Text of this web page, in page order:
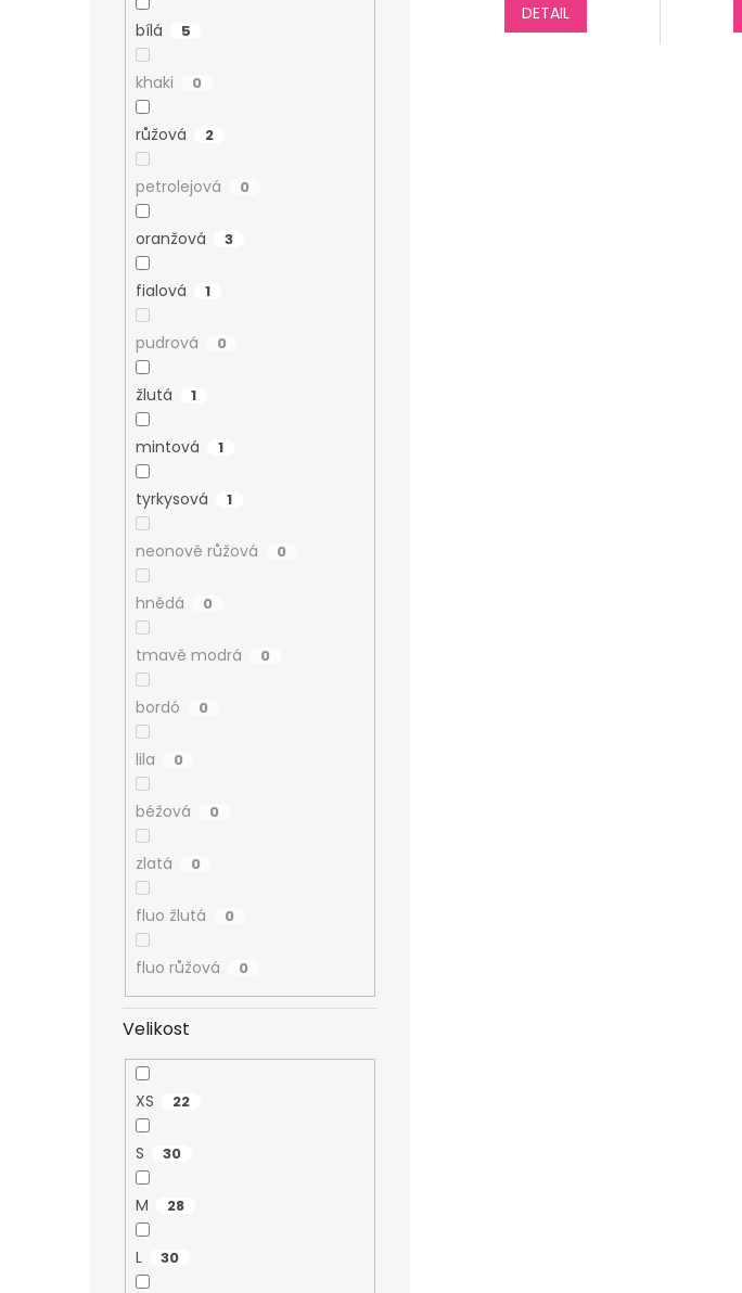
bílá 5
khaki 0
růžová 2
petrolejová 0
oranžová 3
fialová 1
pudrová 0
žlutá 1
mintová 1
tyrkysová 1
neonově růžová 0
hnědá 0
tmavě modrá 0
bordó 0
lila 0
béžová 0
zlatá 0
fluo žlutá 0
fluo růžová 0
Velikost
XS 22
S 30
M 28
L 30
DETAIL